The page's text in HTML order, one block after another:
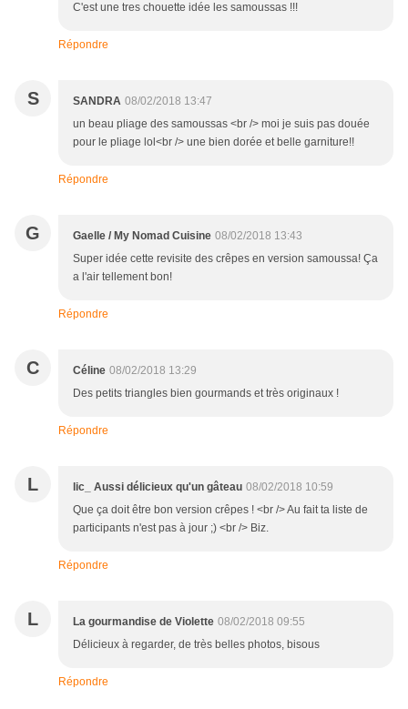
C'est une tres chouette idée les samoussas !!!
Répondre
S SANDRA 08/02/2018 13:47
un beau pliage des samoussas <br /> moi je suis pas douée
pour le pliage lol<br /> une bien dorée et belle garniture!!
Répondre
G Gaelle / My Nomad Cuisine 08/02/2018 13:43
Super idée cette revisite des crêpes en version samoussa! Ça
a l'air tellement bon!
Répondre
C Céline 08/02/2018 13:29
Des petits triangles bien gourmands et très originaux !
Répondre
L lic_ Aussi délicieux qu'un gâteau 08/02/2018 10:59
Que ça doit être bon version crêpes ! <br /> Au fait ta liste de
participants n'est pas à jour ;) <br /> Biz.
Répondre
L La gourmandise de Violette 08/02/2018 09:55
Délicieux à regarder, de très belles photos, bisous
Répondre